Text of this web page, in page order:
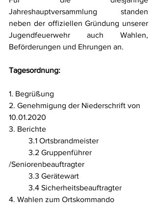
Jahreshauptversammlung standen
neben der offiziellen Gründung unserer
Jugendfeuerwehr auch Wahlen,
Beförderungen und Ehrungen an.
Tagesordnung:
1. Begrüßung
2. Genehmigung der Niederschrift von
10.01.2020
3. Berichte
	3.1 Ortsbrandmeister
/Seniorenbeauftragter
	3.3 Gerätewart
	3.4 Sicherheitsbeauftragter
4. Wahlen zum Ortskommando